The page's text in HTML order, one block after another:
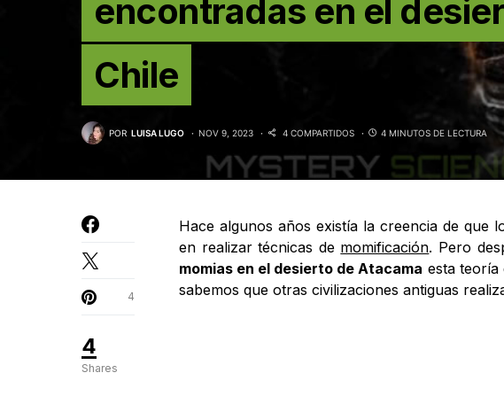
encontradas en el
Chile
POR LUISA LUGO NOV 9, 2023 4 COMPARTIDOS 4 MINUTOS DE LECTURA
4
Shares
4
Hace algunos años existía la creencia de que
en realizar técnicas de momificación. Pero
momias en el desierto de Atacama esta teoría
sabemos que otras civilizaciones antiguas